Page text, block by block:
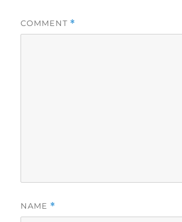
COMMENT *
NAME *